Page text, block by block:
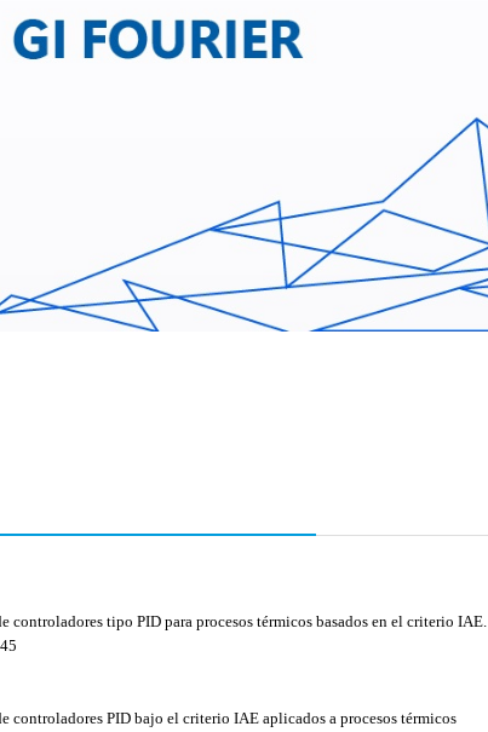
tipo PID para procesos térmicos basados en el criterio IAE.
PID bajo el criterio IAE aplicados a procesos térmicos